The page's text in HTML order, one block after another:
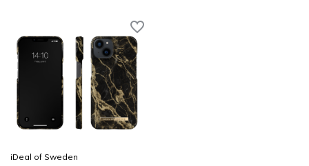
iDeal of Sweden